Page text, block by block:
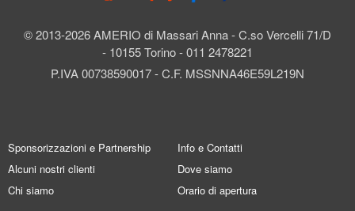
© 2013-2026 AMERIO di Massari Anna - C.so Vercelli 71/D
- 10155 Torino - 011 2478221
P.IVA 00738590017 - C.F. MSSNNA46E59L219N
Sponsorizzazioni e Partnership
Alcuni nostri clienti
Chi siamo
Info e Contatti
Dove siamo
Orario di apertura